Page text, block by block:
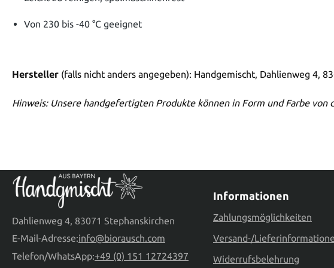
Von 230 bis -40 °C geeignet
Hersteller (falls nicht anders angegeben): Handgemischt, Dahlienweg 4,
Hinweis: Unsere handgefertigten Produkte können in Form und Farbe von
Dahlienweg 4, 83071 Stephanskirchen
E-Mail-Adresse:info@biorausch.com
Telefon/WhatsApp:+49 (0) 151 12724397
Informationen
Zahlungsmöglichkeiten
Versand-/
Widerrufsbelehrung